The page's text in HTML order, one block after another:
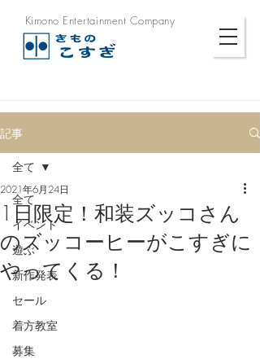
Kimono Entertainment Company
記事
全て
イベント
遊ぶ
新作発表
セール
着方教室
募集
全て
1日限定！和装ズッコさん
のズッコーヒーがこすぎに
やってくる！
2021年6月24日